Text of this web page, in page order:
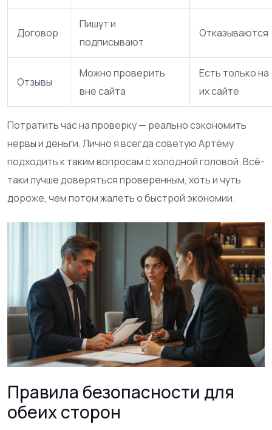
Договор
Пишут и
подписывают
Отказываются
Отзывы
Можно проверить
вне сайта
Есть только на
их сайте
Потратить час на проверку — реально сэкономить
нервы и деньги. Лично я всегда советую Артёму
подходить к таким вопросам с холодной головой. Всё-
таки лучше доверяться проверенным, хоть и чуть
дороже, чем потом жалеть о быстрой экономии.
Правила безопасности для
обеих сторон